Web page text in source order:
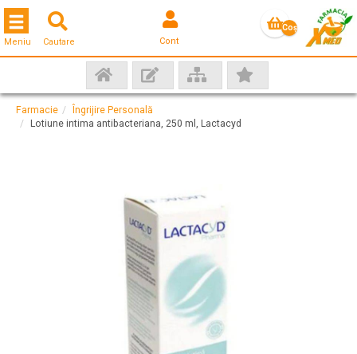
Cautare Cont
Coş
Toggle navigation
Meniu
Farmacie
Îngrijire Personală
Lotiune intima antibacteriana, 250 ml, Lactacyd